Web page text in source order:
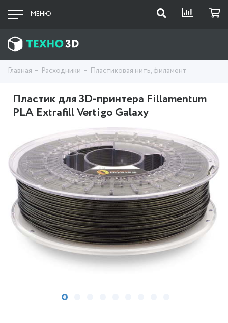
МЕНЮ
Главная Расходники Пластиковая нить, филамент
Пластик для 3D-принтера Fillamentum
PLA Extrafill Vertigo Galaxy